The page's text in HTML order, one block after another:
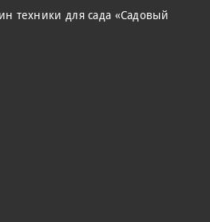
техники для сада «Садовый